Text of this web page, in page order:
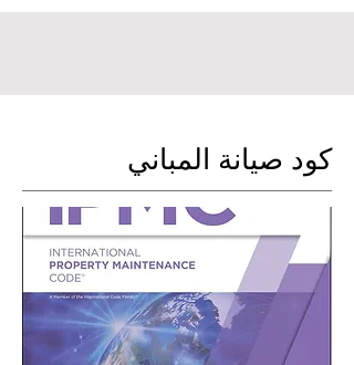
كود صيانة المباني